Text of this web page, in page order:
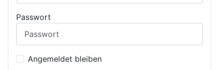
Passwort
Angemeldet bleiben